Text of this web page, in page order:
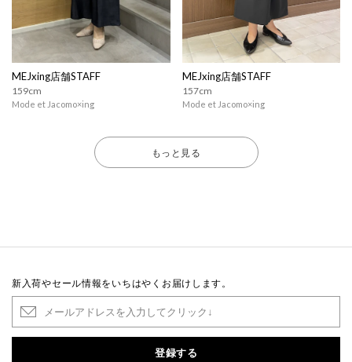
MEJxing店舗STAFF
159cm
Mode et Jacomo×ing
MEJxing店舗STAFF
157cm
Mode et Jacomo×ing
もっと見る
新入荷やセール情報をいちはやくお届けします。
登録する